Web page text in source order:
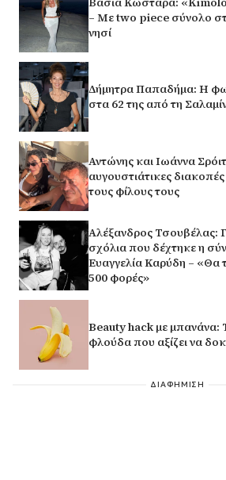
– Με two piece σύνολο
νησί
Δήμητρα Παπαδήμα: Η
στα 62 της από τη
Αντώνης και Ιωάννα
αυγουστιάτικες
τους φίλους τους
Αλέξανδρος Τσουβέλας:
σχόλια που δέχτηκε η
Ευαγγελία Καρύδη – «Θα
500 φορές»
Beauty hack με μπανάνα:
φλούδα που αξίζει να
ΔΙΑΦΗΜΙΣΗ